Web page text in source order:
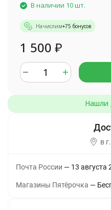
В наличии 10 шт.
Начислим+75 бонусов
1 500 ₽
в г.
Почта России 13 августа
Магазины Пятёрочка